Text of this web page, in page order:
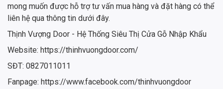
mong muốn được hỗ trợ tư vấn mua hàng và đặt hàng có thể
liên hệ qua thông tin dưới đây.
Thịnh Vượng Door - Hệ Thống Siêu Thị Cửa Gỗ Nhập Khẩu
Website: https://thinhvuongdoor.com/
SĐT: 0827011011
Fanpage: https://www.facebook.com/thinhvuongdoor